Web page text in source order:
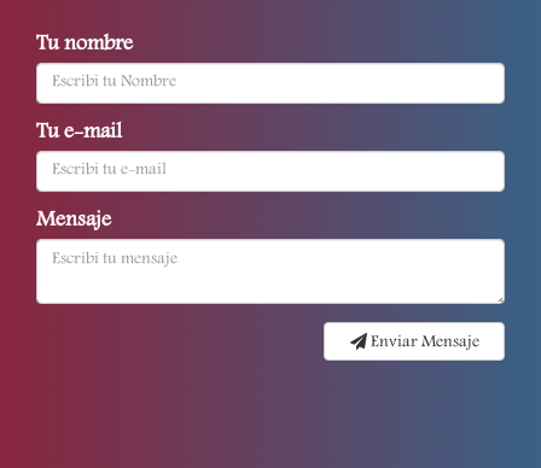
Tu nombre
Tu e-mail
Mensaje
Enviar Mensaje